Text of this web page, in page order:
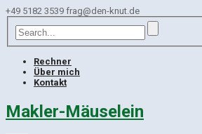
+49 5182 3539 frag@den-knut.de
Rechner
Über mich
Kontakt
Makler-Mäuselein